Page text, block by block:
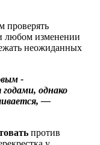
проверять
любом изменении
неожиданных
-
однако
—
против